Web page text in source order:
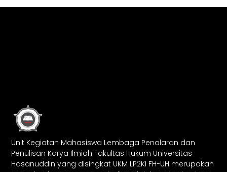
Unit Kegiatan Mahasiswa Lembaga Penalaran dan
Penulisan Karya Ilmiah Fakultas Hukum Universitas
Hasanuddin yang disingkat UKM LP2KI FH-UH merupakan